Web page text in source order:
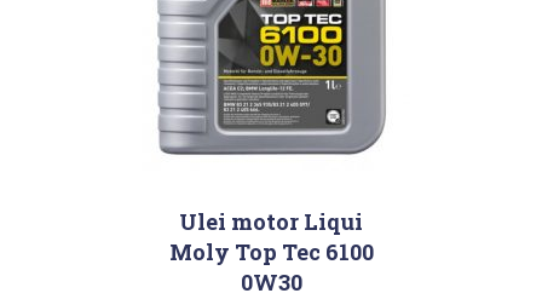
Ulei motor Liqui
Moly Top Tec 6100
0W30